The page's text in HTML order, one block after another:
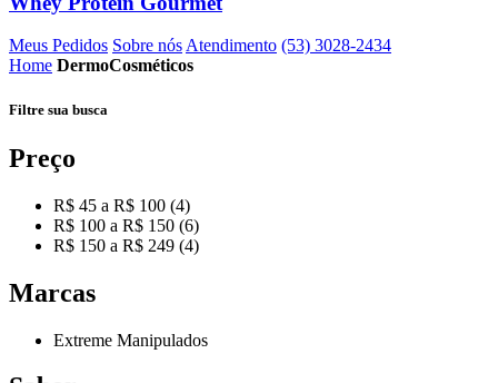
Meus Pedidos Sobre nósAtendimento (53) 3028-2434
Home DermoCosméticos
Filtre sua busca
Preço
R$ 45 a R$ 100 (4)
R$ 100 a R$ 150 (6)
R$ 150 a R$ 249 (4)
Marcas
Extreme Manipulados